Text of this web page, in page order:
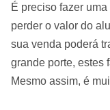
É preciso fazer
perder o valor do
sua venda poderá
grande porte, estes
Mesmo assim, é